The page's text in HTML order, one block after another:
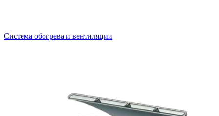
Система обогрева и вентиляции